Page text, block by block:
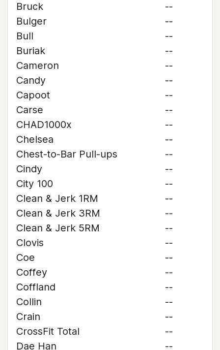
Bruck
--
Bulger
--
Bull
--
Buriak
--
Cameron
--
Candy
--
Capoot
--
Carse
--
CHAD1000x
--
Chelsea
--
Chest-to-Bar Pull-ups
--
Cindy
--
City 100
--
Clean & Jerk 1RM
--
Clean & Jerk 3RM
--
Clean & Jerk 5RM
--
Clovis
--
Coe
--
Coffey
--
Coffland
--
Collin
--
Crain
--
CrossFit Total
--
Dae Han
--